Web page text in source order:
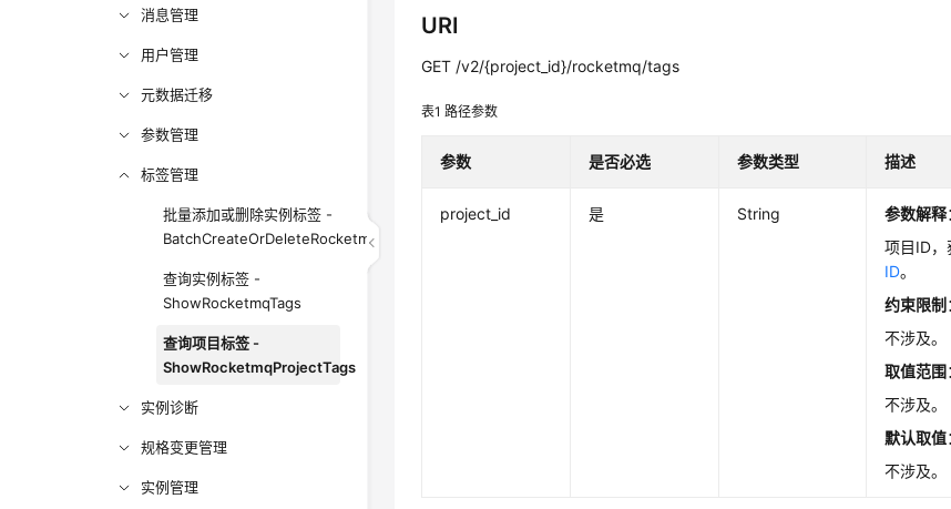
消息管理
用户管理
元数据迁移
参数管理
标签管理
批量添加或删除实例标签 -
BatchCreateOrDeleteRocketmqTag
查询实例标签 -
ShowRocketmqTags
查询项目标签 -
ShowRocketmqProjectTags
实例诊断
规格变更管理
实例管理
URI
GET /v2/{project_id}/rocketmq/tags
表1路径参数
参数 是否必选 参数类型 描述
project_id 是 String 参数解释
项目ID，
ID。
约束限制
不涉及。
取值范围
不涉及。
默认取值
不涉及。